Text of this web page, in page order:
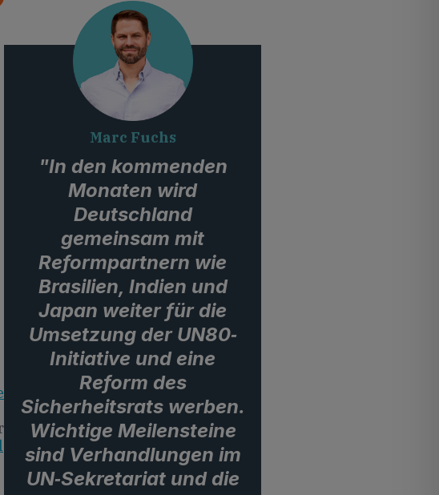
Marc Fuchs
"In den kommenden
Monaten wird
Deutschland
gemeinsam mit
Reformpartnern wie
Brasilien, Indien und
Japan weiter für die
Umsetzung der UN80‐
Initiative und eine
Reform des
Sicherheitsrats werben.
Wichtige Meilensteine
sind Verhandlungen im
UN‐Sekretariat und die